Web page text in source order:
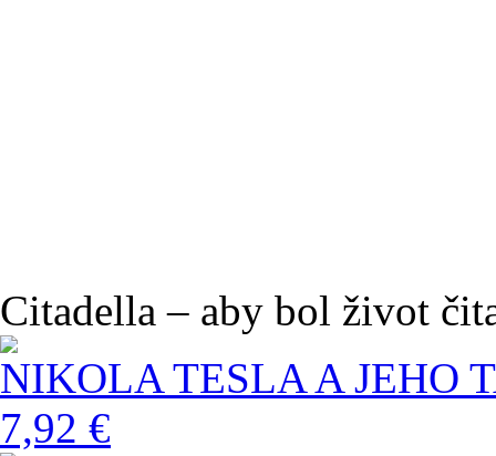
Citadella – aby bol život
NIKOLA TESLA A JEHO
7,92 €